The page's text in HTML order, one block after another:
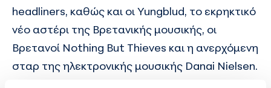
headliners, καθώς και οι Yungblud, το εκρηκτικό
νέο αστέρι της Βρετανικής μουσικής, οι
Βρετανοί Nothing But Thieves και η ανερχόμενη
σταρ της ηλεκτρονικής μουσικής Danai Nielsen.